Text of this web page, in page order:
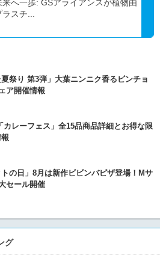
へ一歩: GSアライアンスが植物由
スチ...
祭り 第3弾」大葉ニンニク香るビンチョ
ア開催情報
カレーフェス」全15品商品詳細とお得な限
の日」8月は新作ビビンバピザ登場！Mサ
セール開催
グ